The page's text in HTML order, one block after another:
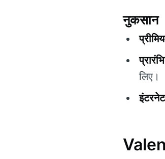
नुकसान
लिए।
इंटरनेट